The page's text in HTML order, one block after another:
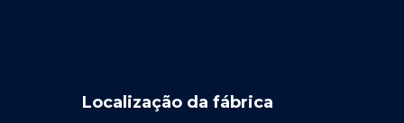
Localização da fábrica